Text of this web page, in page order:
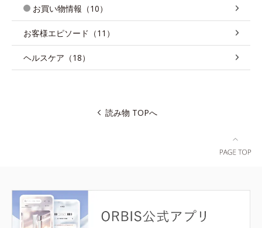
お買い物情報（10）
お客様エピソード（11）
ヘルスケア（18）
読み物 TOPへ